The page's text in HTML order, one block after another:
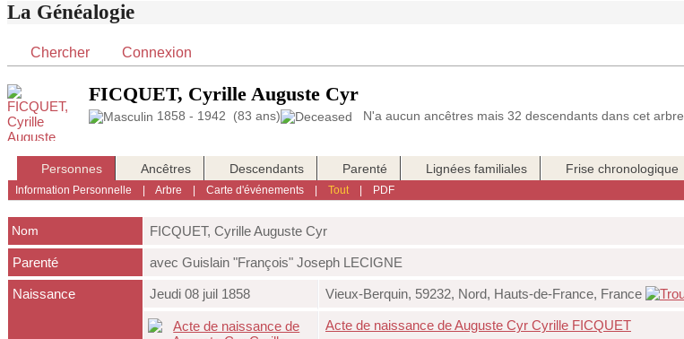
La Généalogie
Chercher Connexion
FICQUET, Cyrille Auguste Cyr
1858 - 1942 (83 ans) N'a aucun ancêtres mais 32 descendants dans cet arbre.
Personnes Ancêtres Descendants Parenté Lignées familiales Frise chronologique
Information Personnelle |Arbre |Carte d'événements |Tout| PDF
Nom FICQUET, Cyrille Auguste Cyr
Parenté avec Guislain "François" Joseph LECIGNE
Naissance Jeudi 08 juil 1858 Vieux-Berquin, 59232, Nord, Hauts-de-France, France
Acte de naissance de Auguste Cyr Cyrille FICQUET